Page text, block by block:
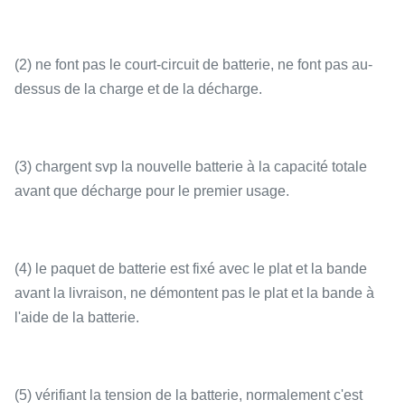
(2) ne font pas le court-circuit de batterie, ne font pas au-
dessus de la charge et de la décharge.
(3) chargent svp la nouvelle batterie à la capacité totale
avant que décharge pour le premier usage.
(4) le paquet de batterie est fixé avec le plat et la bande
avant la livraison, ne démontent pas le plat et la bande à
l'aide de la batterie.
(5) vérifiant la tension de la batterie, normalement c'est